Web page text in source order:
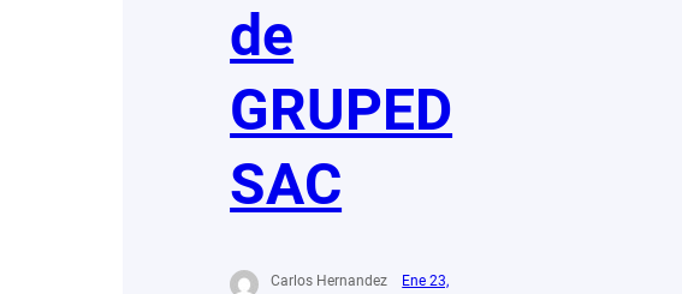
de
GRUPED
SAC
Carlos Hernandez
Ene 23,